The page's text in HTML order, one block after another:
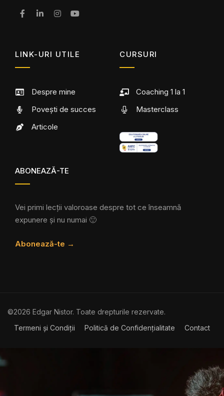
LINK-URI UTILE
Despre mine
Povești de succes
Articole
CURSURI
Coaching 1 la 1
Masterclass
ABONEAZĂ-TE
Vei primi lecții valoroase despre tot ce înseamnă
expunere și nu numai 🙂
Abonează-te →
©2026 Edgar Nistor. Toate drepturile rezervate.
Termeni și Condiții
Politică de Confidențialitate Contact